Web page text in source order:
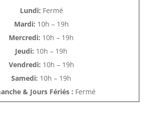
Lundi: Fermé
Mardi: 10h – 19h
Mercredi: 10h – 19h
Jeudi: 10h – 19h
Vendredi: 10h – 19h
Samedi: 10h – 19h
& Jours Fériés : Fermé